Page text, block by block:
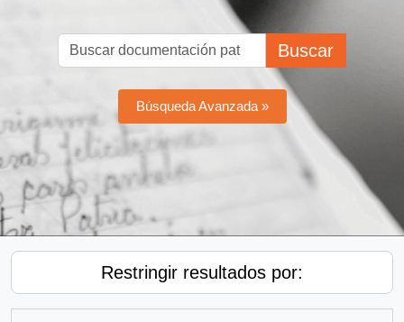
Buscar
Búsqueda Avanzada »
Restringir resultados por: